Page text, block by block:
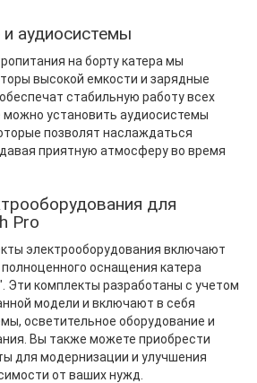
аудиосистемы
на борту катера мы
высокой емкости и зарядные
стабильную работу всех
можно установить аудиосистемы
позволят наслаждаться
приятную атмосферу во время
для
Pro
электрооборудования включают
оснащения катера
Эти комплекты разработаны с учетом
модели и включают в себя
осветительное оборудование и
Вы также можете приобрести
для модернизации и улучшения
от ваших нужд.